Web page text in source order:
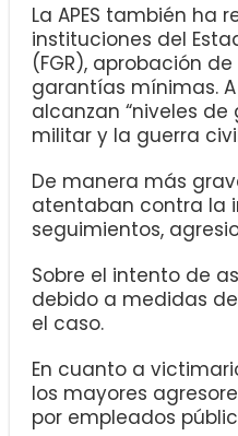
La APES también
instituciones del
(FGR), aprobación
garantías mínimas.
alcanzan “niveles
militar y la guerra
De manera más
atentaban contra la
seguimientos,
Sobre el intento de
debido a medidas
el caso.
En cuanto a
los mayores
por empleados